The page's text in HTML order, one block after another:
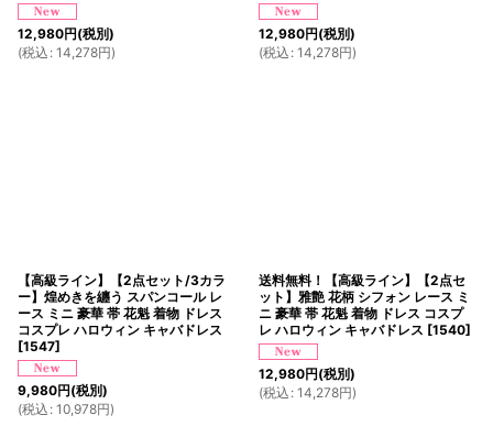
12,980円(税別)
(税込 : 14,278円)
12,980円(税別)
(税込 : 14,278円)
【高級ライン】【2点セット/3カラ
ー】煌めきを纏う スパンコール レ
ース ミニ 豪華 帯 花魁 着物 ドレス
コスプレ ハロウィン キャバドレス
[1547]
9,980円(税別)
(税込 : 10,978円)
送料無料！【高級ライン】【2点セ
ット】雅艶 花柄 シフォン レース ミ
ニ 豪華 帯 花魁 着物 ドレス コスプ
レ ハロウィン キャバドレス [1540]
12,980円(税別)
(税込 : 14,278円)